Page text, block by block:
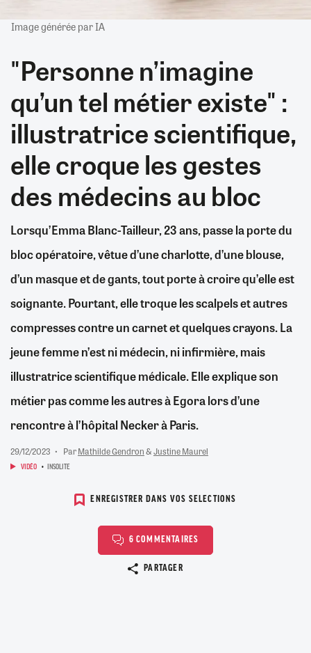
Image générée par IA
"Personne n’imagine
qu’un tel métier existe" :
illustratrice scientifique,
elle croque les gestes
des médecins au bloc
Lorsqu’Emma Blanc-Tailleur, 23 ans, passe la porte du
bloc opératoire, vêtue d’une charlotte, d’une blouse,
d’un masque et de gants, tout porte à croire qu’elle est
soignante. Pourtant, elle troque les scalpels et autres
compresses contre un carnet et quelques crayons. La
jeune femme n’est ni médecin, ni infirmière, mais
illustratrice scientifique médicale. Elle explique son
métier pas comme les autres à Egora lors d’une
rencontre à l’hôpital Necker à Paris.
29/12/2023 ParMathilde Gendron&Justine Maurel
VIDÉO INSOLITE
ENREGISTRER DANS VOS SELECTIONS
6 COMMENTAIRES
PARTAGER